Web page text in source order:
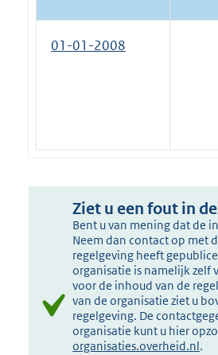
01-01-2008
Ziet u een fout in
Bent u van mening dat de
Neem dan contact op met
regelgeving heeft
organisatie is namelijk zelf
voor de inhoud van de
van de organisatie ziet u
regelgeving. De
organisatie kunt u hier
organisaties.overheid.nl.